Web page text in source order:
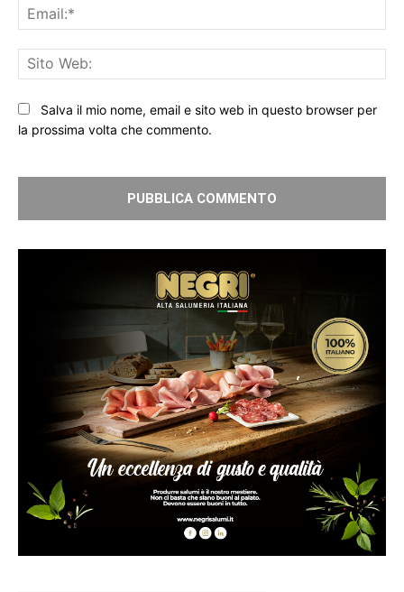
Salva il mio nome, email e sito web in questo browser per
la prossima volta che commento.